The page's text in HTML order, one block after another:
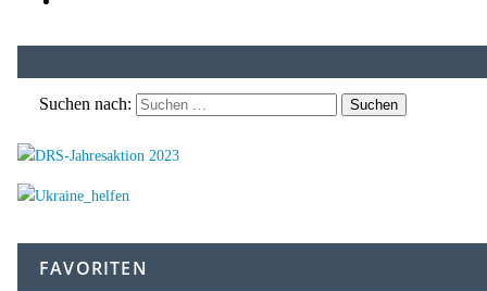
Suchen nach:
FAVORITEN